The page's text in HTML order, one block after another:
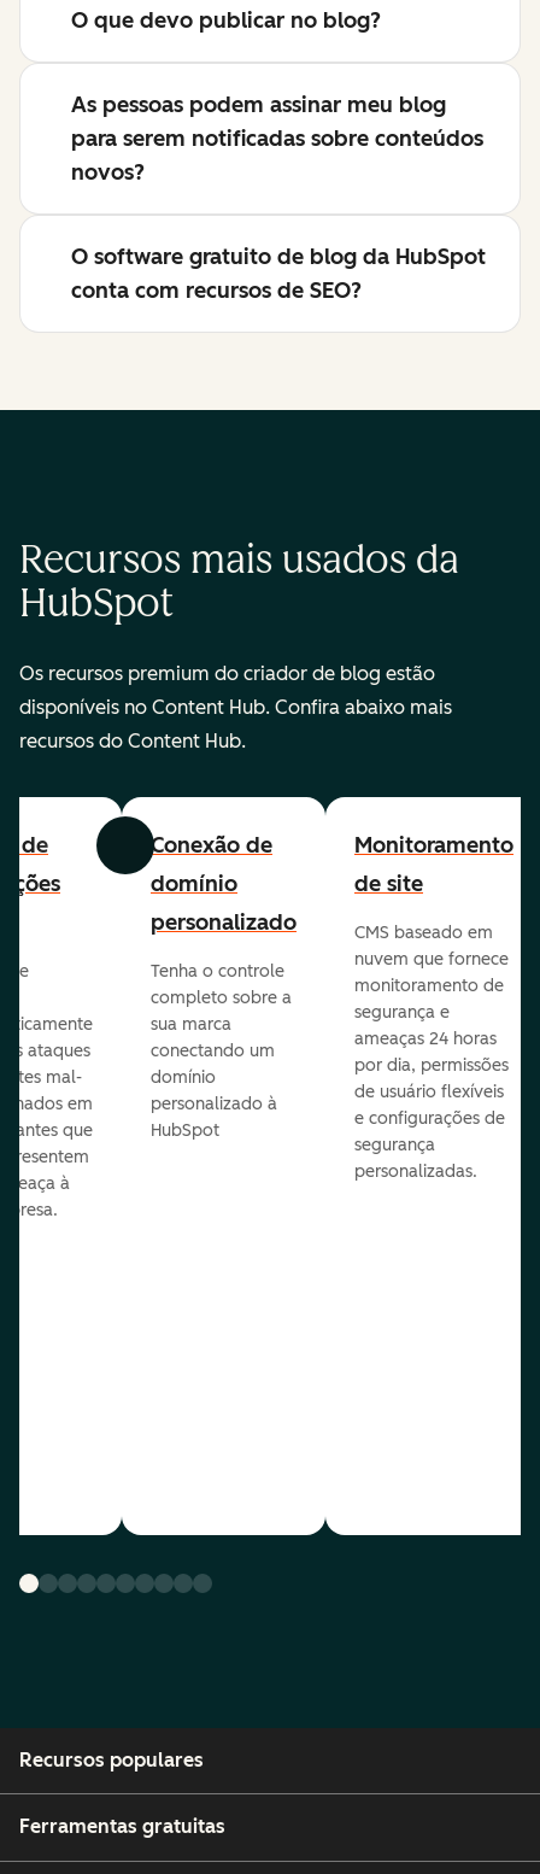
O que devo publicar no blog?
As pessoas podem assinar meu blog
para serem notificadas sobre conteúdos
novos?
O software gratuito de blog da HubSpot
conta com recursos de SEO?
Recursos mais usados da
HubSpot
Os recursos premium do criador de blog estão
disponíveis no Content Hub. Confira abaixo mais
recursos do Content Hub.
Anterior Avançar
de
e
ataques
mal-
em
antes que
à
Conexão de
domínio
personalizado
Tenha o controle
completo sobre a
sua marca
conectando um
domínio
personalizado à
HubSpot
Monitoramento
de site
CMS baseado em
nuvem que fornece
monitoramento de
segurança e
ameaças 24 horas
por dia, permissões
de usuário flexíveis
e configurações de
segurança
personalizadas.
Recursos populares
Ferramentas gratuitas